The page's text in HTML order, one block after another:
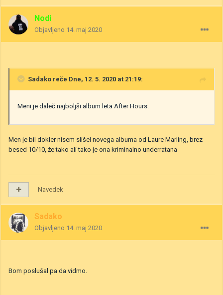
Nodi
Objavljeno 14. maj 2020
Sadako reče Dne, 12. 5. 2020 at 21:19:
Meni je daleč najboljši album leta After Hours.
Men je bil dokler nisem slišel novega albuma od Laure Marling, brez
besed 10/10, že tako ali tako je ona kriminalno underratana
Navedek
Sadako
Objavljeno 14. maj 2020
Bom poslušal pa da vidmo.